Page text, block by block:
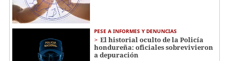
PESE A INFORMES Y DENUNCIAS
El historial oculto de la Policía
hondureña: oficiales sobrevivieron
a depuración